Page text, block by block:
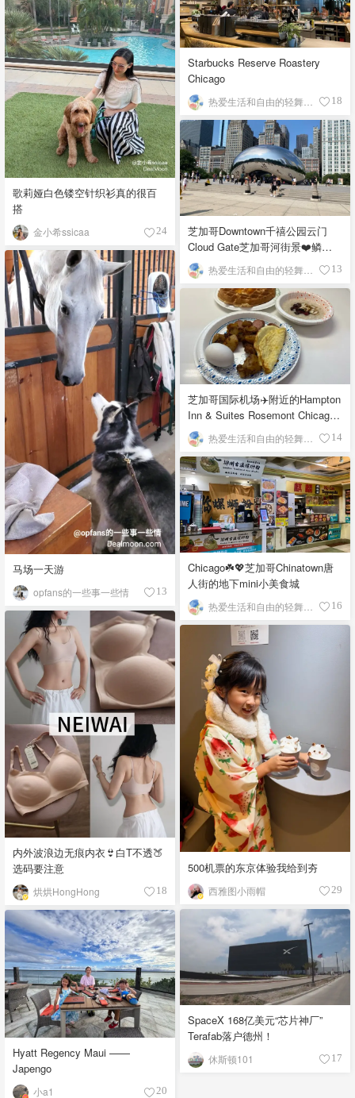
歌莉娅白色镂空针织衫真的很百
搭
金小希ssicaa 24
Starbucks Reserve Roastery
Chicago
18
芝加哥Downtown千禧公园云门
Cloud Gate芝加哥河街景❤️鳞次
栉比的高楼
13
马场一天游
opfans的一些事一些情 13
芝加哥国际机场✈️附近的Hampton
Inn & Suites Rosemont Chicago
O'Hare自助早餐
14
Chicago☘️💖芝加哥Chinatown唐
人街的地下mini小美食城
16
内外波浪边无痕内衣👙白T不透🍑
选码要注意
烘烘HongHong 18
500机票的东京体验我给到夯
西雅图小雨帽 29
SpaceX 168亿美元“芯片神厂”
Terafab落户德州！
休斯顿101 17
Hyatt Regency Maui ——
Japengo
小a1 20